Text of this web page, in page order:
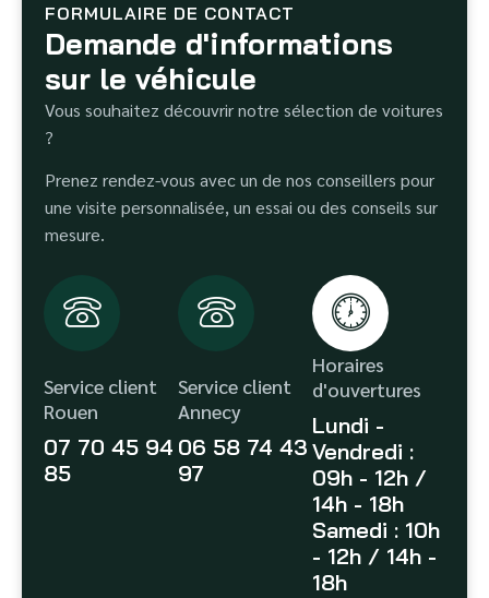
FORMULAIRE DE CONTACT
Demande d'informations
sur le véhicule
Vous souhaitez découvrir notre sélection de voitures
?
Prenez rendez-vous avec un de nos conseillers pour
une visite personnalisée, un essai ou des conseils sur
mesure.
Service client
Rouen
07 70 45 94
85
Service client
Annecy
06 58 74 43
97
Horaires
d'ouvertures
Lundi -
Vendredi :
09h - 12h /
14h - 18h
Samedi : 10h
- 12h / 14h -
18h